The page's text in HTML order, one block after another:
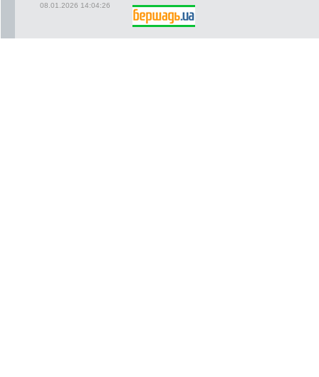
08.01.2026 14:04:26